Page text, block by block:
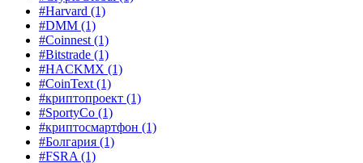
#Harvard (1)
#DMM (1)
#Coinnest (1)
#Bitstrade (1)
#HACKMX (1)
#CoinText (1)
#криптопроект (1)
#SportyCo (1)
#криптосмартфон (1)
#Болгария (1)
#FSRA (1)